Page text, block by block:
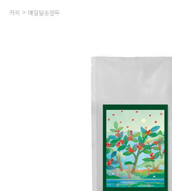
커피 매일발송원두